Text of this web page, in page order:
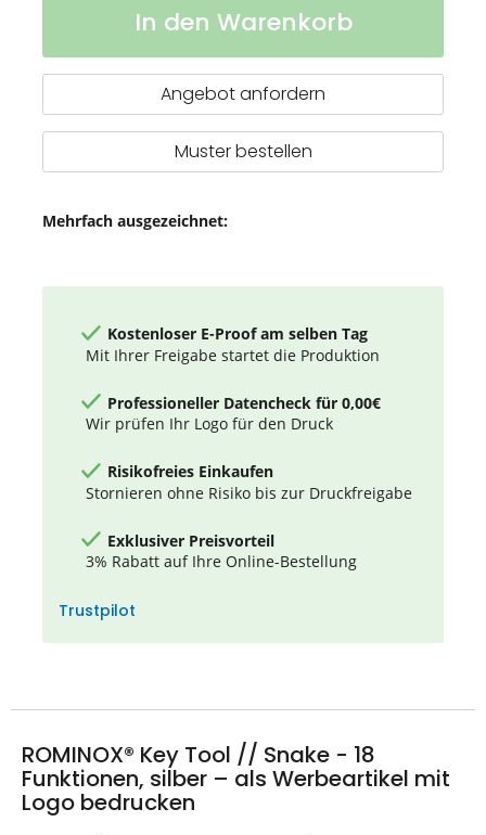
//
18
In den Warenkorb
Angebot anfordern
Muster bestellen
Mehrfach ausgezeichnet:
Kostenloser E-Proof am selben Tag
Mit Ihrer Freigabe startet die Produktion
Professioneller Datencheck für 0,00€
Wir prüfen Ihr Logo für den Druck
Risikofreies Einkaufen
Stornieren ohne Risiko bis zur Druckfreigabe
Exklusiver Preisvorteil
3% Rabatt auf Ihre Online-Bestellung
Trustpilot
ROMINOX® Key Tool // Snake - 18
Funktionen, silber – als Werbeartikel mit
Logo bedrucken